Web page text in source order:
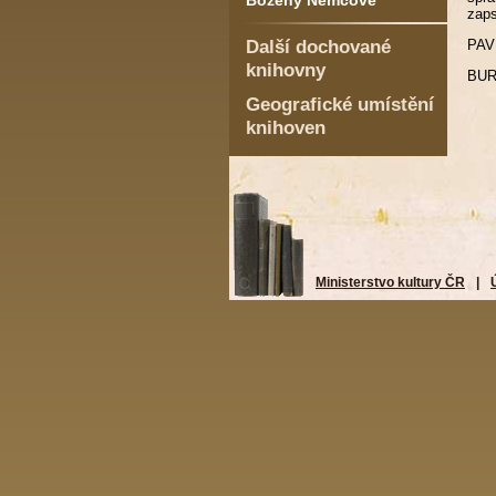
Další dochované
knihovny
Geografické umístění
knihoven
Ministerstvo kultury ČR